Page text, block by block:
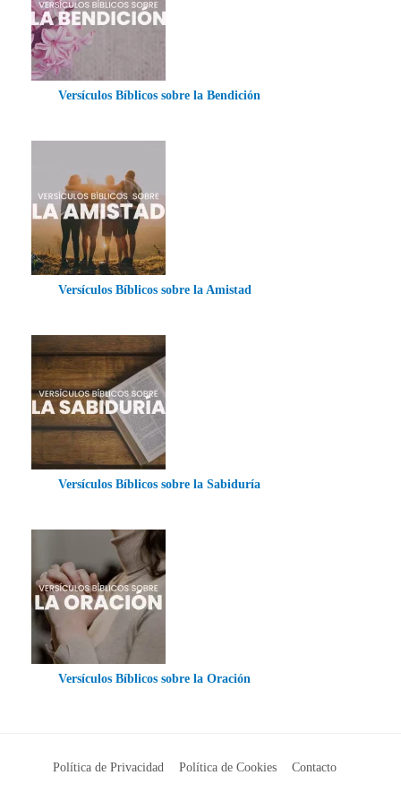
Versículos Bíblicos sobre la Bendición
Versículos Bíblicos sobre la Amistad
Versículos Bíblicos sobre la Sabiduría
Versículos Bíblicos sobre la Oración
Política de Privacidad Política de Cookies Contacto